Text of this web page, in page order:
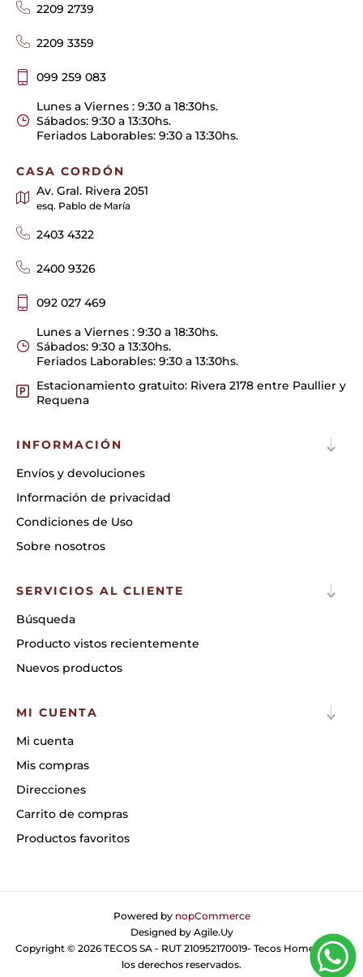
2209 2739
2209 3359
099 259 083
Lunes a Viernes : 9:30 a 18:30hs.
Sábados: 9:30 a 13:30hs.
Feriados Laborables: 9:30 a 13:30hs.
CASA CORDÓN
Av. Gral. Rivera 2051
esq. Pablo de María
2403 4322
2400 9326
092 027 469
Lunes a Viernes : 9:30 a 18:30hs.
Sábados: 9:30 a 13:30hs.
Feriados Laborables: 9:30 a 13:30hs.
Estacionamiento gratuito: Rivera 2178 entre Paullier y
Requena
INFORMACIÓN
Envíos y devoluciones
Información de privacidad
Condiciones de Uso
Sobre nosotros
SERVICIOS AL CLIENTE
Búsqueda
Producto vistos recientemente
Nuevos productos
MI CUENTA
Mi cuenta
Mis compras
Direcciones
Carrito de compras
Productos favoritos
Powered by nopCommerce
Designed by Agile.Uy
Copyright © 2026 TECOS SA - RUT 210952170019- Tecos Home. Todos
los derechos reservados.